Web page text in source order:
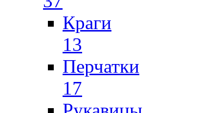
Краги
13
Перчатки
17